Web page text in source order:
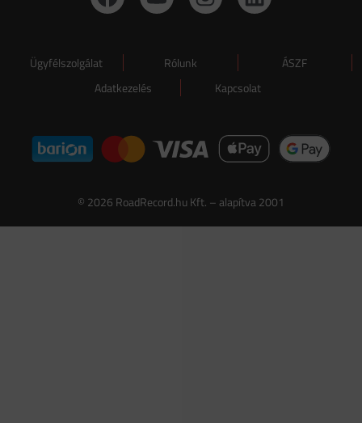
Ügyfélszolgálat Rólunk
ÁSZF
Adatkezelés
Kapcsolat
© 2026 RoadRecord.hu Kft. – alapítva 2001